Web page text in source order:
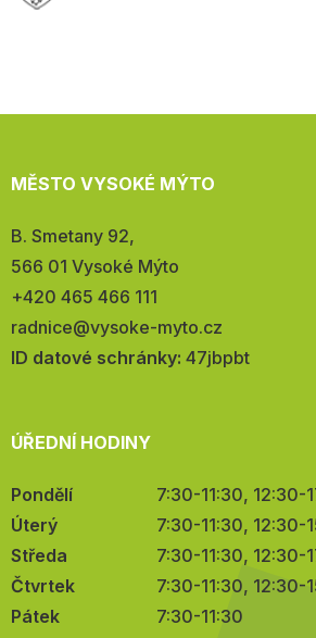
MĚSTO VYSOKÉ MÝTO
Adresa:
B. Smetany 92,
566 01 Vysoké Mýto
Telefon:
+420 465 466 111
E-
mail:
radnice@vysoke-myto.cz
ID datové schránky: 47jbpbt
ÚŘEDNÍ HODINY
Pondělí
7:30-11:30, 12:30-
Úterý
7:30-11:30, 12:30-
Středa
7:30-11:30, 12:30-
Čtvrtek
7:30-11:30, 12:30-
Pátek
7:30-11:30